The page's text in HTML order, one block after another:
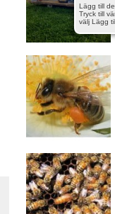
Lägg till
Tryck till
välj Lägg